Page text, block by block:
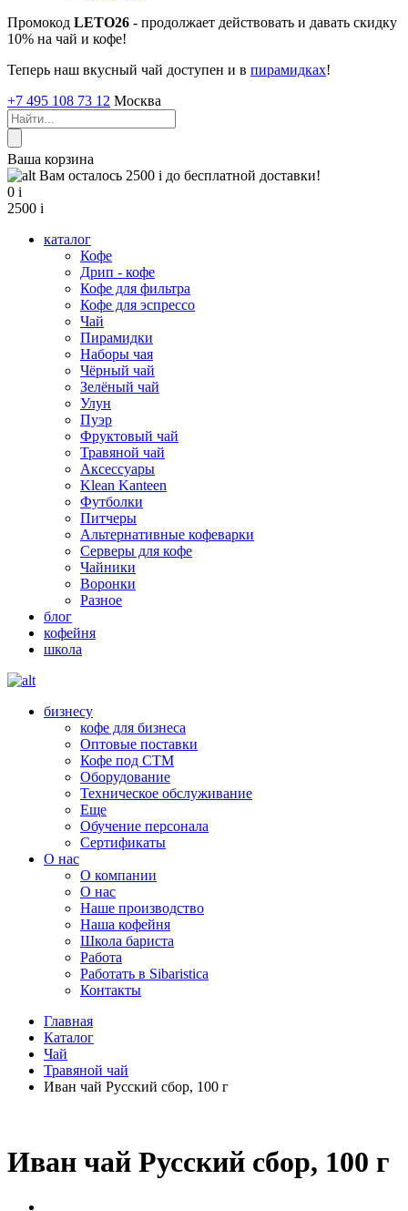
Промокод LETO26 - продолжает действовать и давать скидку
10% на чай и кофе!
Теперь наш вкусный чай доступен и в пирамидках!
+7 495 108 73 12 Москва
Ваша корзина
Вам осталось 2500 i до бесплатной доставки!
0 i
2500 i
каталог
Кофе
Дрип - кофе
Кофе для фильтра
Кофе для эспрессо
Чай
Пирамидки
Наборы чая
Чёрный чай
Зелёный чай
Улун
Пуэр
Фруктовый чай
Травяной чай
Аксессуары
Klean Kanteen
Футболки
Питчеры
Альтернативные кофеварки
Серверы для кофе
Чайники
Воронки
Разное
блог
кофейня
школа
бизнесу
кофе для бизнеса
Оптовые поставки
Кофе под СТМ
Оборудование
Техническое обслуживание
Еще
Обучение персонала
Сертификаты
О нас
O компании
О нас
Наше производство
Наша кофейня
Школа бариста
Работа
Работать в Sibaristica
Контакты
Главная
Каталог
Чай
Травяной чай
Иван чай Русский сбор, 100 г
Иван чай Русский сбор, 100 г